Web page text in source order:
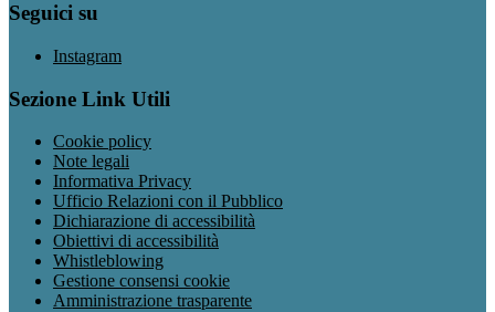
Seguici su
Instagram
Sezione Link Utili
Cookie policy
Note legali
Informativa Privacy
Ufficio Relazioni con il Pubblico
Dichiarazione di accessibilità
Obiettivi di accessibilità
Whistleblowing
Gestione consensi cookie
Amministrazione trasparente